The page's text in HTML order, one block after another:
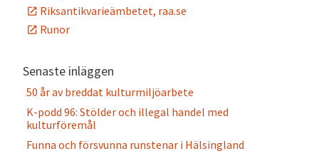
Riksantikvarieämbetet, raa.se
Runor
Senaste inläggen
50 år av breddat kulturmiljöarbete
K-podd 96: Stölder och illegal handel med
kulturföremål
Funna och försvunna runstenar i Hälsingland